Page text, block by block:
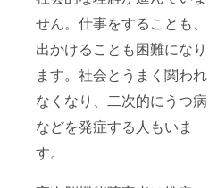
せん。仕事をすることも、
出かけることも困難になり
ます。社会とうまく関われ
なくなり、二次的にうつ病
などを発症する人もいま
す。